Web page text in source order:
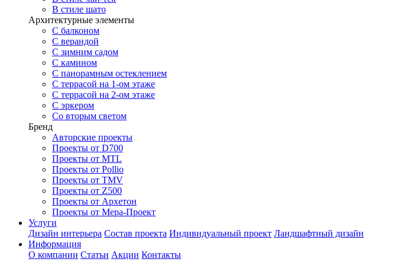
В стиле шато
Архитектурные элементы
С балконом
С верандой
С зимним садом
С камином
С панорамным остеклением
С террасой на 1-ом этаже
С террасой на 2-ом этаже
С эркером
Со вторым светом
Бренд
Авторские проекты
Проекты от D700
Проекты от MTL
Проекты от Pollio
Проекты от TMV
Проекты от Z500
Проекты от Архетон
Проекты от Мера-Проект
Услуги
Дизайн интерьера Состав проекта Индивидуальный проект Ландшафтный дизайн
Информация
О компании Статьи Акции Контакты